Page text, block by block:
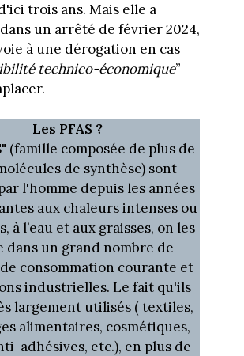
trois ans. Mais elle a
un arrêté de février 2024,
à une dérogation en cas
technico-économique”
Les PFAS ?
(famille composée de plus de
de synthèse) sont
l'homme depuis les années
aux chaleurs intenses ou
à l’eau et aux graisses, on les
dans un grand nombre de
consommation courante et
industrielles. Le fait qu'ils
largement utilisés ( textiles,
alimentaires, cosmétiques,
adhésives, etc.), en plus de